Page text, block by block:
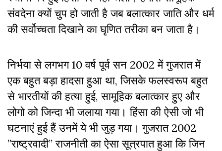
संवदेना क्यों चुप हो जाती है जब बलात्कार जाति और धर्म
की सर्वोच्चता दिखाने का घृणित तरीका बन जाता है।
निर्भया से लगभग 10 वर्ष पूर्व सन 2002 में गुजरात में
एक बहुत बड़ा हादसा हुआ था, जिसके फलस्वरूप बहुत
से भारतीयों की हत्या हुई, सामूहिक बलात्कार हुए और
लोगो को जिन्दा भी जलाया गया। हिंसा की ऐसी जो भी
घटनाएं हुई हैं उनमें ये भी जुड़ गया। गुजरात 2002
”राष्ट्रवादी” राजनीती का ऐसा सूत्रपात हुआ कि जिन